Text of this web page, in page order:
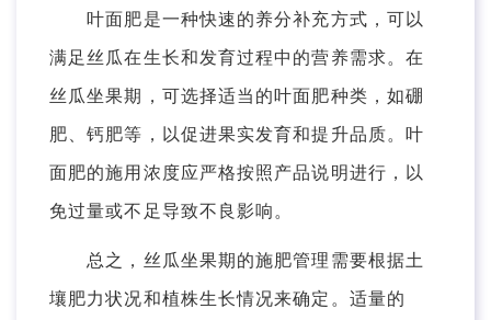
叶面肥是一种快速的养分补充方式，可以
满足丝瓜在生长和发育过程中的营养需求。在
丝瓜坐果期，可选择适当的叶面肥种类，如硼
肥、钙肥等，以促进果实发育和提升品质。叶
面肥的施用浓度应严格按照产品说明进行，以
免过量或不足导致不良影响。
总之，丝瓜坐果期的施肥管理需要根据土
壤肥力状况和植株生长情况来确定。适量的